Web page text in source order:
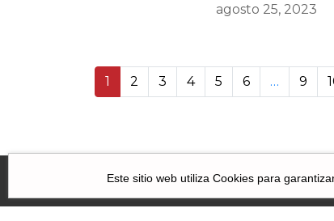
agosto 25, 2023
1 2 3 4 5 6 … 9
Este sitio web utiliza Cookies para